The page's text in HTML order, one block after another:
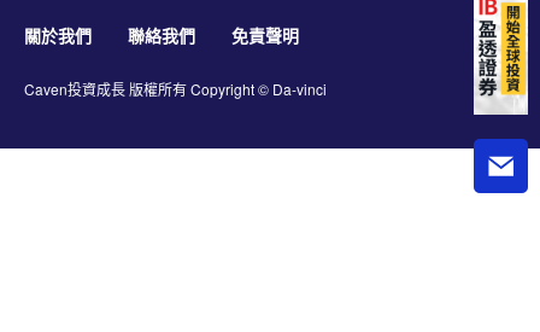
關於我們 聯絡我們 免責聲明
Caven投資成長 版權所有 Copyright © Da-vinci